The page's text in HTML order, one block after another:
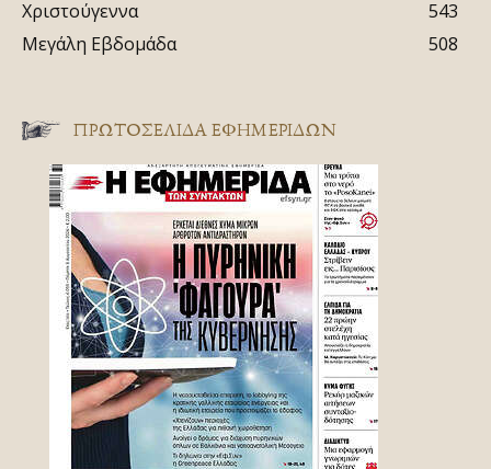
Χριστούγεννα
543
Μεγάλη Εβδομάδα
508
ΠΡΩΤΟΣΈΛΙΔΑ ΕΦΗΜΕΡΊΔΩΝ